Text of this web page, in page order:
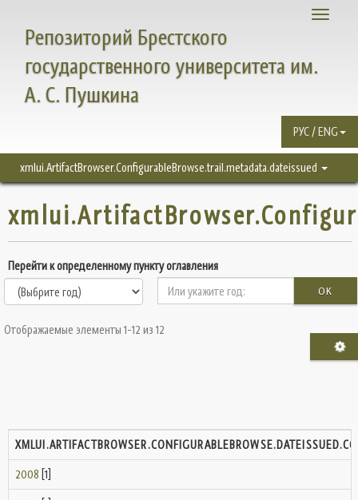
Toggle
Репозиторий Брестского
государственного университета им.
А. С. Пушкина
РУС / ENG
xmlui.ArtifactBrowser.ConfigurableBrowse.trail.metadata.dateissued
Перейти к определенному пункту оглавления
OK
Отображаемые элементы 1-12 из 12
2008 [1]